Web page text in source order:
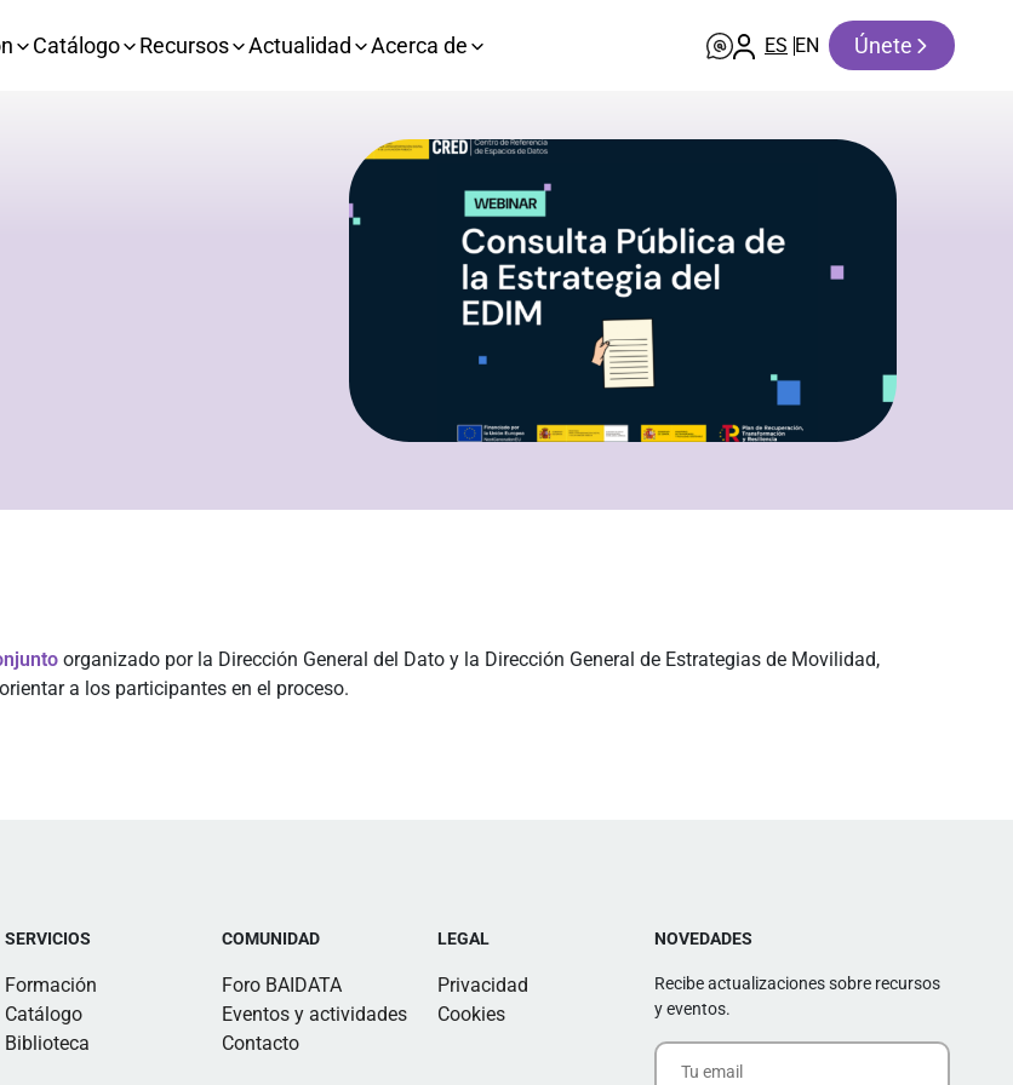
Catálogo Recursos Actualidad Acerca de ES EN Únete
organizado por la Dirección General del Dato y la Dirección General de Estrategias de Movilidad,
a los participantes en el proceso.
SERVICIOS
Formación
Catálogo
Biblioteca
COMUNIDAD
Foro BAIDATA
Eventos y actividades
Contacto
LEGAL
Privacidad
Cookies
NOVEDADES
Recibe actualizaciones sobre recursos
y eventos.